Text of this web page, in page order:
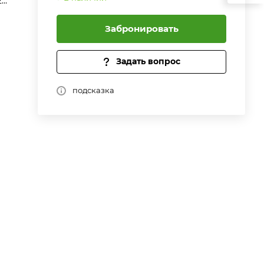
Забронировать
Задать вопрос
подсказка